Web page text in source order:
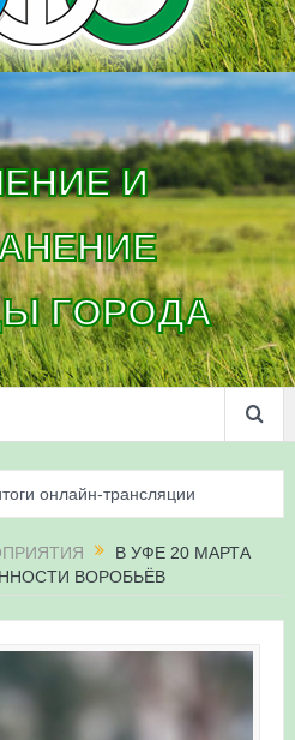
И
ГОРОДА
онлайн-трансляции
вечера-2026» в
получили имена и
В УФЕ 20 МАРТА
ВОРОБЬЁВ